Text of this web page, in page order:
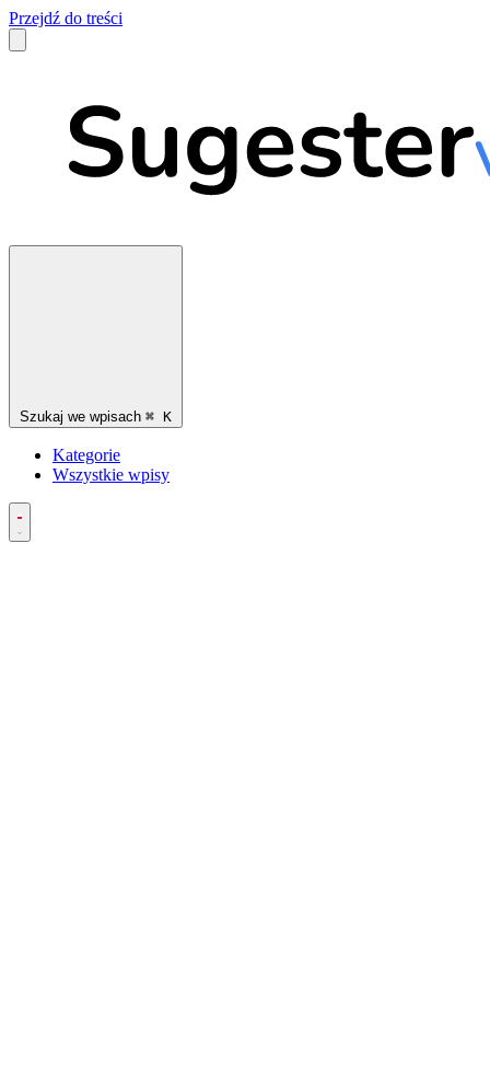
Przejdź do treści
Szukaj we wpisach ⌘ K
Kategorie
Wszystkie wpisy